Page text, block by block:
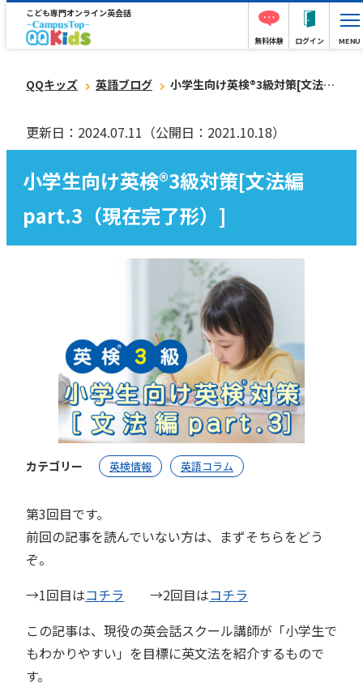
こども専門オンライン英会話
無料体験 ログイン MENU
QQキッズ 英語ブログ 小学生向け英検®︎3級対策[文法編part.3（現在完了形）]
更新日：2024.07.11 （公開日：2021.10.18）
小学生向け英検®︎3級対策[文法編
part.3（現在完了形）]
カテゴリー 英検情報 英語コラム
第3回目です。
前回の記事を読んでいない方は、まずそちらをどう
ぞ。
→1回目はコチラ →2回目はコチラ
この記事は、現役の英会話スクール講師が「小学生で
もわかりやすい」を目標に英文法を紹介するもので
す。